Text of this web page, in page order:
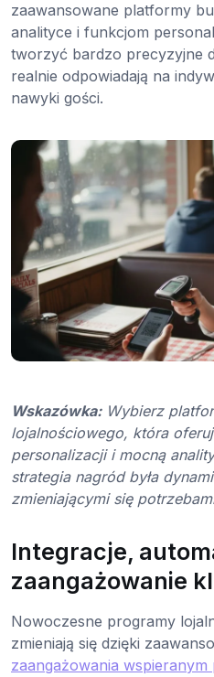
zaawansowane platformy
analityce i funkcjom
tworzyć bardzo precyzyjne
realnie odpowiadają na
nawyki gości.
Wskazówka: Wybierz
lojalnościowego, która
personalizacji i mocną
strategia nagród była
zmieniającymi się
Integracje,
zaangażowanie
Nowoczesne programy
zmieniają się dzięki
zaangażowania wspieranym